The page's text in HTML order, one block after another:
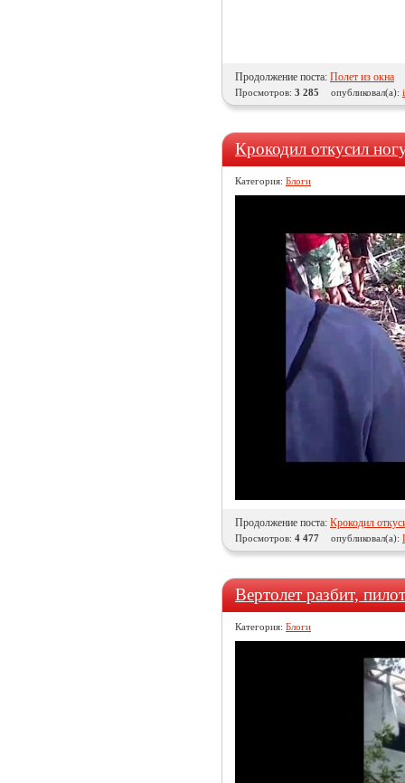
Продолжение поста: Полет из окна
Просмотров: 3 285 опубликовал(а):
Крокодил откусил
Категория: Блоги
Продолжение поста: Крокодил
Просмотров: 4 477 опубликовал(а):
Вертолет разбит,
Категория: Блоги